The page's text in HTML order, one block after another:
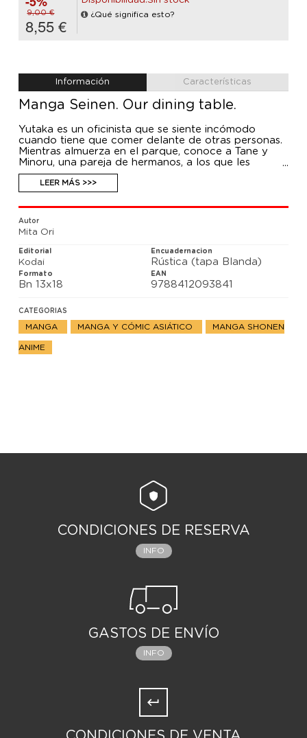
9,00 €
8,55 €
¿Qué significa esto?
Información Características
Manga Seinen. Our dining table.
Yutaka es un oficinista que se siente incómodo
cuando tiene que comer delante de otras personas.
Mientras almuerza en el parque, conoce a Tane y
Minoru, una pareja de hermanos, a los que les
promete que les enseñará a hacer bolitas de arroz.
A medida que el tiempo pasa, Yutaka se reúne cada
vez más a menudo con ellos para comer hasta que,
sin darse cuenta, aguarda con impaciencia el
momento de volverse a reunir con ambos en torno a
una mesa.
LEER MÁS >>>
Autor
Mita Ori
Editorial
Kodai
Encuadernacion
Rústica (tapa Blanda)
Formato
Bn 13x18
EAN
9788412093841
CATEGORIAS
MANGA MANGA Y CÓMIC ASIÁTICO MANGA SHONEN
ANIME
CONDICIONES DE RESERVA
INFO
GASTOS DE ENVÍO
INFO